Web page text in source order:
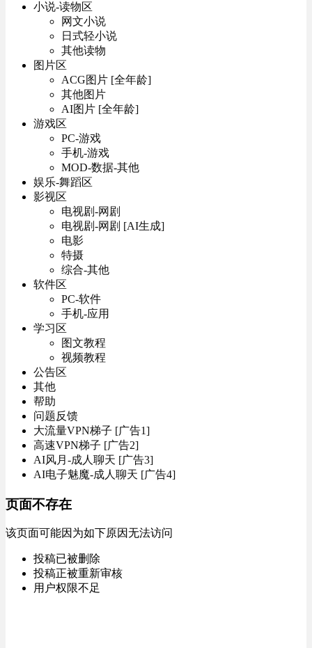
小说-读物区
网文小说
日式轻小说
其他读物
图片区
ACG图片 [全年龄]
其他图片
AI图片 [全年龄]
游戏区
PC-游戏
手机-游戏
MOD-数据-其他
娱乐-舞蹈区
影视区
电视剧-网剧
电视剧-网剧 [AI生成]
电影
特摄
综合-其他
软件区
PC-软件
手机-应用
学习区
图文教程
视频教程
公告区
其他
帮助
问题反馈
大流量VPN梯子 [广告1]
高速VPN梯子 [广告2]
AI风月-成人聊天 [广告3]
AI电子魅魔-成人聊天 [广告4]
页面不存在
该页面可能因为如下原因无法访问
投稿已被删除
投稿正被重新审核
用户权限不足